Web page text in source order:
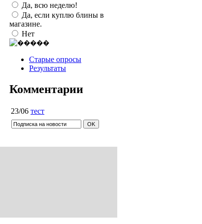
Да, всю неделю!
Да, если куплю блины в
магазине.
Нет
Старые опросы
Результаты
Комментарии
23/06 тест